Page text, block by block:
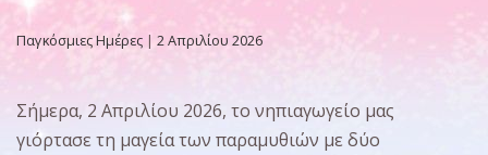
Παγκόσμιες Ημέρες | 2 Απριλίου 2026
Σήμερα, 2 Απριλίου 2026, το νηπιαγωγείο μας
γιόρτασε τη μαγεία των παραμυθιών με δύο